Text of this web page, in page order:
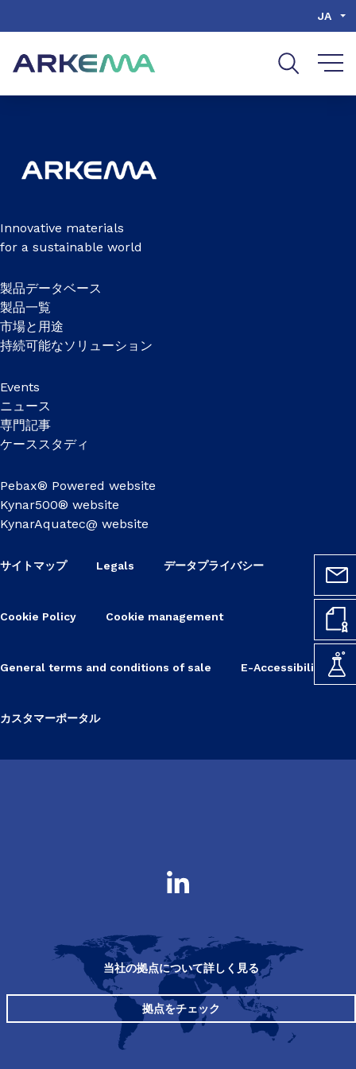
JA
Innovative materials
for a sustainable world
製品データベース
製品一覧
市場と用途
持続可能なソリューション
Events
ニュース
専門記事
ケーススタディ
Pebax® Powered website
Kynar500® website
KynarAquatec@ website
サイトマップ Legals データプライバシー
Cookie Policy Cookie management
General terms and conditions of sale E-Accessibility
カスタマーポータル
当社の拠点について詳しく見る
拠点をチェック